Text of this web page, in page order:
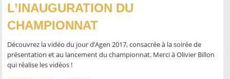
L’INAUGURATION DU
CHAMPIONNAT
Découvrez la vidéo du jour d’Agen 2017, consacrée à la soirée de
présentation et au lancement du championnat. Merci à Olivier Billon
qui réalise les vidéos !